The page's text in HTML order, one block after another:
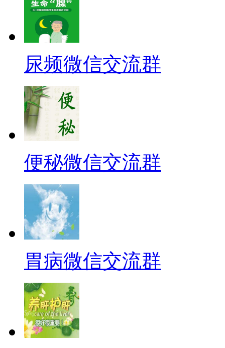
尿频微信交流群
便秘微信交流群
胃病微信交流群